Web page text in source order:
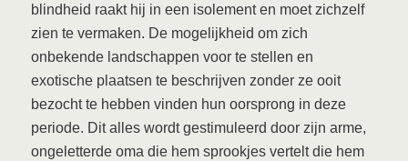
blindheid raakt hij in een isolement en moet zichzelf
zien te vermaken. De mogelijkheid om zich
onbekende landschappen voor te stellen en
exotische plaatsen te beschrijven zonder ze ooit
bezocht te hebben vinden hun oorsprong in deze
periode. Dit alles wordt gestimuleerd door zijn arme,
ongeletterde oma die hem sprookjes vertelt die hem